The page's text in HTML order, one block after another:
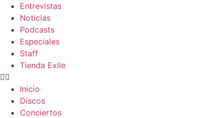
Entrevistas
Noticias
Podcasts
Especiales
Staff
Tienda Exile
Inicio
Discos
Conciertos